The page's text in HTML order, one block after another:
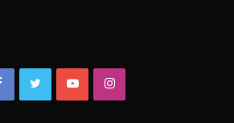
FacebookTwitterYouTubeInstagram